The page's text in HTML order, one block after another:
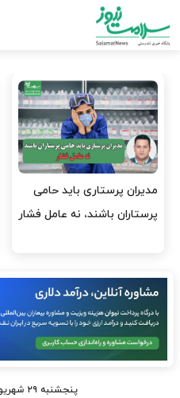
حامی
فشار
مدیریت سلامت، میدان
آزمون و خطا نیست
پنجشنبه ۲۹ شهریور ۱۴۰۳ - ۰۹:۰۶